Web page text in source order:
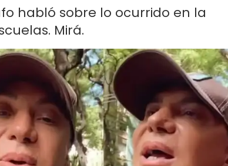
habló sobre lo ocurrido en la
Mirá.